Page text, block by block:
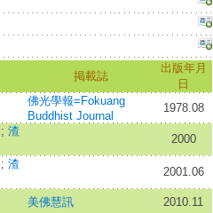
掲載誌
出版年月
日
佛光學報=Fokuang
Buddhist Journal
1978.08
; 渣
2000
; 渣
2001.06
美佛慧訊
2010.11